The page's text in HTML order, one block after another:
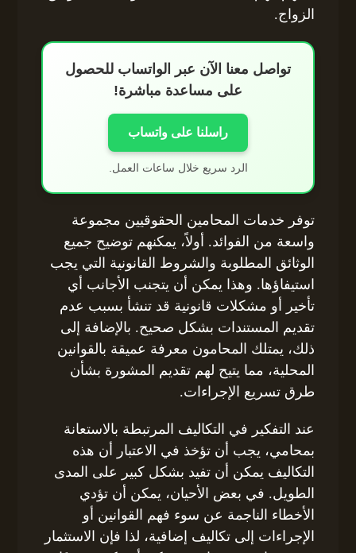
الزواج.
تواصل معنا الآن عبر الواتساب للحصول
على مساعدة مباشرة!
راسلنا على واتساب
الرد سريع خلال ساعات العمل.
توفر خدمات المحامين الحقوقيين مجموعة
واسعة من الفوائد. أولاً، يمكنهم توضيح جميع
الوثائق المطلوبة والشروط القانونية التي يجب
استيفاؤها. وهذا يمكن أن يتجنب الأجانب أي
تأخير أو مشكلات قانونية قد تنشأ بسبب عدم
تقديم المستندات بشكل صحيح. بالإضافة إلى
ذلك، يمتلك المحامون معرفة عميقة بالقوانين
المحلية، مما يتيح لهم تقديم المشورة بشأن
طرق تسريع الإجراءات.
عند التفكير في التكاليف المرتبطة بالاستعانة
بمحامي، يجب أن تؤخذ في الاعتبار أن هذه
التكاليف يمكن أن تفيد بشكل كبير على المدى
الطويل. في بعض الأحيان، يمكن أن تؤدي
الأخطاء الناجمة عن سوء فهم القوانين أو
الإجراءات إلى تكاليف إضافية، لذا فإن الاستثمار